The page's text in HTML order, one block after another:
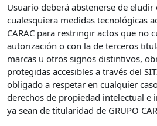
Usuario deberá abstenerse de
cualesquiera medidas tecnológicas
CARAC para restringir actos que no
autorización o con la de terceros
marcas u otros signos distintivos,
protegidas accesibles a través del
obligado a respetar en cualquier
derechos de propiedad intelectual e
ya sean de titularidad de GRUPO